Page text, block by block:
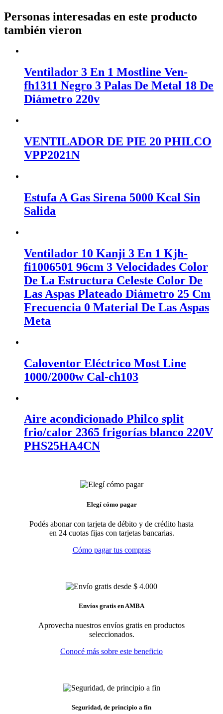
Personas interesadas en este producto
también vieron
Ventilador 3 En 1 Mostline Ven-
fh1311 Negro 3 Palas De Metal 18 De
Diámetro 220v
VENTILADOR DE PIE 20 PHILCO
VPP2021N
Estufa A Gas Sirena 5000 Kcal Sin
Salida
Ventilador 10 Kanji 3 En 1 Kjh-
fi1006501 96cm 3 Velocidades Color
De La Estructura Celeste Color De
Las Aspas Plateado Diámetro 25 Cm
Frecuencia 0 Material De Las Aspas
Meta
Caloventor Eléctrico Most Line
1000/2000w Cal-ch103
Aire acondicionado Philco split
frio/calor 2365 frigorías blanco 220V
PHS25HA4CN
Elegí cómo pagar
Podés abonar con tarjeta de débito y de crédito hasta
en 24 cuotas fijas con tarjetas bancarias.
Cómo pagar tus compras
Envíos gratis en AMBA
Aprovecha nuestros envíos gratis en productos
seleccionados.
Conocé más sobre este beneficio
Seguridad, de principio a fin